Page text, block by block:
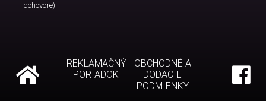
dohovore)
REKLAMAČNÝ
PORIADOK
OBCHODNÉ A
DODACIE
PODMIENKY